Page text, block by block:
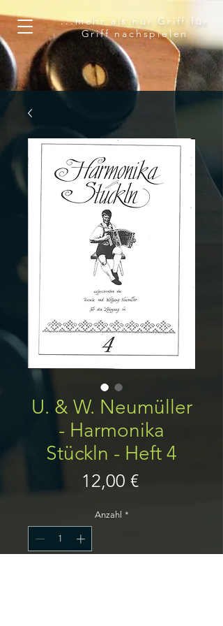
...mehr als nur Griff für
Griff nachspielen
U. & W. Neumüller
- Harmonika
Stückln - Heft 4
12,00 €Preis
Anzahl *